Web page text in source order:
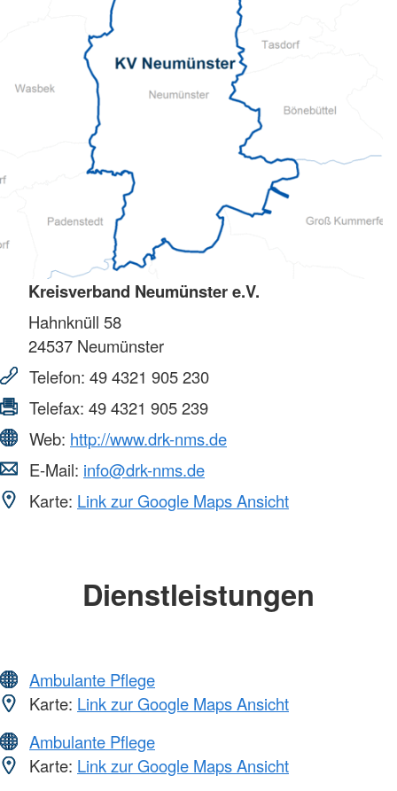
Kreisverband Neumünster e.V.
Hahnknüll 58
24537 Neumünster
Telefon: 49 4321 905 230
Telefax: 49 4321 905 239
Web: http://www.drk-nms.de
E-Mail: info@drk-nms.de
Karte: Link zur Google Maps Ansicht
Dienstleistungen
Ambulante Pflege
Karte: Link zur Google Maps Ansicht
Ambulante Pflege
Karte: Link zur Google Maps Ansicht